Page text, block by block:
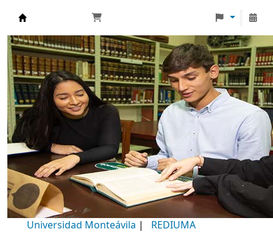
Biblioteca Universidad Monteávila
Universidad Monteávila | REDIUMA